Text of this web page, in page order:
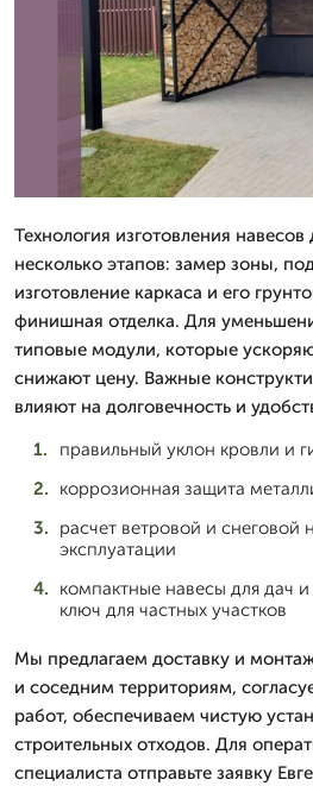
Технология изготовления
несколько этапов: замер зоны,
изготовление каркаса и его
финишная отделка. Для
типовые модули, которые
снижают цену. Важные
влияют на долговечность и
правильный уклон кровли и
коррозионная защита
расчет ветровой и снеговой
эксплуатации
компактные навесы для дач
ключ для частных участков
Мы предлагаем доставку и
и соседним территориям,
работ, обеспечиваем чистую
строительных отходов. Для
специалиста отправьте заявку